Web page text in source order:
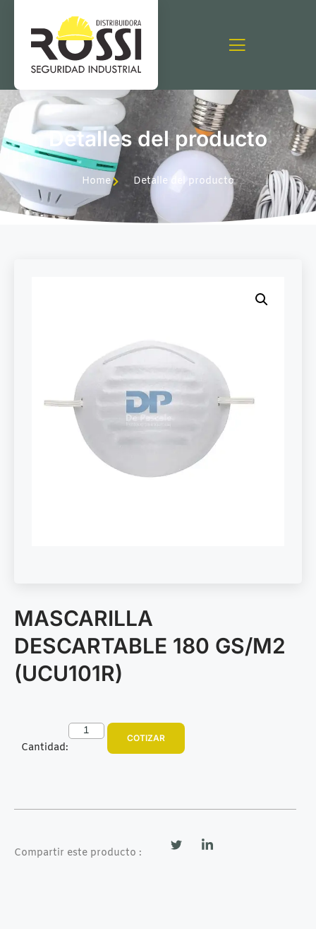
Detalles del producto
Home Detalle del producto
MASCARILLA
DESCARTABLE 180 GS/M2
(UCU101R)
Cantidad:
COTIZAR
Compartir este producto :